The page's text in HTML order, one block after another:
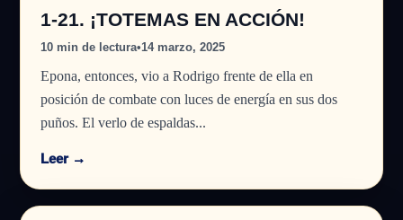
1-21. ¡TOTEMAS EN ACCIÓN!
10 min de lectura•14 marzo, 2025
Epona, entonces, vio a Rodrigo frente de ella en
posición de combate con luces de energía en sus dos
puños. El verlo de espaldas...
Leer →